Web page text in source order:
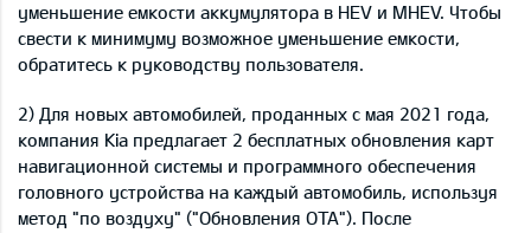
уменьшение емкости аккумулятора в HEV и MHEV. Чтобы
свести к минимуму возможное уменьшение емкости,
обратитесь к руководству пользователя.
2) Для новых автомобилей, проданных с мая 2021 года,
компания Kia предлагает 2 бесплатных обновления карт
навигационной системы и программного обеспечения
головного устройства на каждый автомобиль, используя
метод "по воздуху" ("Обновления OTA"). После